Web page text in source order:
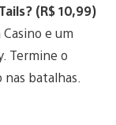
(R$ 10,99)
e um
Termine o
nas batalhas.